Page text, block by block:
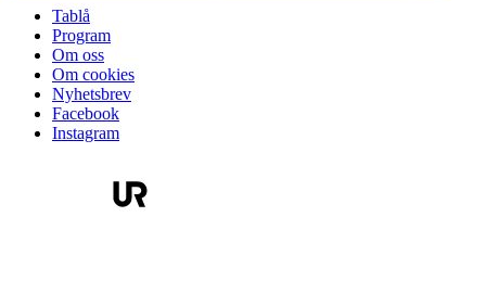
Tablå
Program
Om oss
Om cookies
Nyhetsbrev
Facebook
Instagram